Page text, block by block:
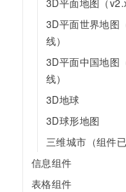
3D平面地图（
3D平面世界地图
线）
3D平面中国地图
线）
3D地球
3D球形地图
三维城市（组件已
信息组件
表格组件